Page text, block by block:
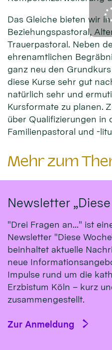
Das Gleiche bieten wir
Beziehungspastoral,
Trauerpastoral. Neben
ehrenamtlichen
ganz neu den
diese Kurse sehr gut
natürlich sehr und
Kursformate zu planen.
über Qualifizierungen in
Familienpastoral und -
Mehr zum
Newsletter
"Drei Fragen an..." ist
Newsletter "Diese
beinhaltet aktuelle
neue
Impulse rund um die
Erzbistum Köln – kurz
zusammengestellt.
Zur Anmeldung